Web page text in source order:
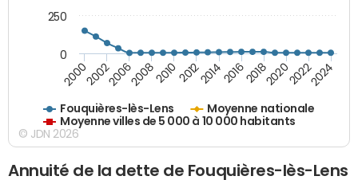
Fouquières-lès-Lens
Moyenne nationale
Moyenne villes de 5 000 à 10 000 habitants
200020022006200820102012201420162018202020222024
0
250
© JDN 2026
Annuité de la dette de Fouquières-lès-Lens